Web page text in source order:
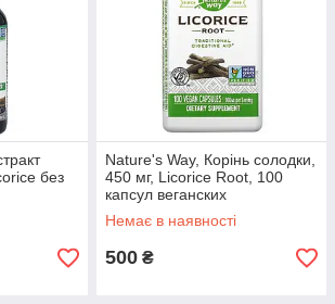
без
Nature's Way, Корінь солодки,
450 мг, Licorice Root, 100
капсул веганских
Немає в наявності
500 ₴